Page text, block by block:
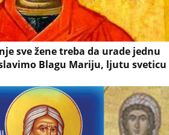
sve žene treba da urade jednu
Blagu Mariju, ljutu sveticu